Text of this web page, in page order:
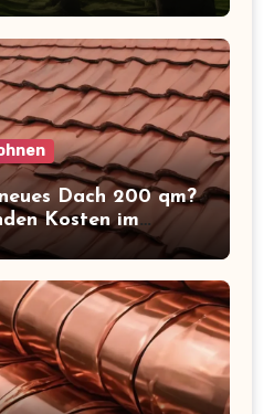
Dach 200 qm?
Kosten im